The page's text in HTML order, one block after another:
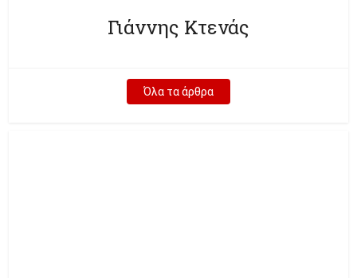
Γιάννης Κτενάς
Όλα τα άρθρα